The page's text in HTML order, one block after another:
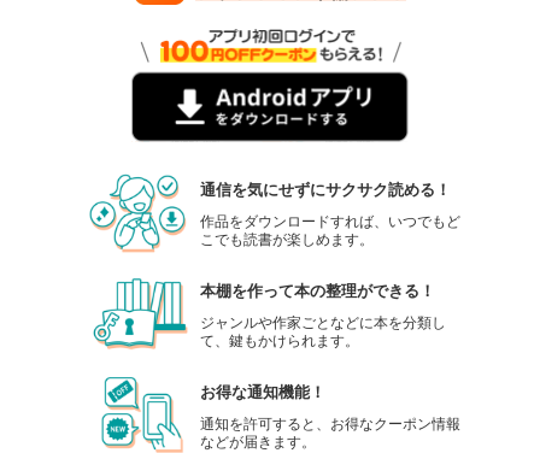
通信を気にせずにサクサク読める！
作品をダウンロードすれば、いつでもど
こでも読書が楽しめます。
本棚を作って本の整理ができる！
ジャンルや作家ごとなどに本を分類し
て、鍵もかけられます。
お得な通知機能！
通知を許可すると、お得なクーポン情報
などが届きます。